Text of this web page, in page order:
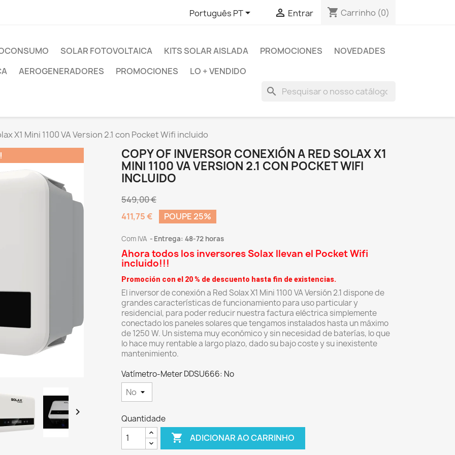
Português PT  Entrar shopping_cart Carrinho (0)
SOLAR FOTOVOLTAICA KITS SOLAR AISLADA PROMOCIONES
NOVEDADES
AEROGENERADORES PROMOCIONES LO + VENDIDO
search
X1 Mini 1100 VA Version 2.1 con Pocket Wifi incluido

COPY OF INVERSOR CONEXIÓN A RED SOLAX X1
MINI 1100 VA VERSION 2.1 CON POCKET WIFI
INCLUIDO
549,00 €
411,75 €
POUPE 25%
Com IVA Entrega: 48-72 horas
Ahora todos los inversores Solax llevan el Pocket Wifi
incluido!!!
Promoción con el 20 % de descuento hasta fin de existencias.
El inversor de conexión a Red Solax X1 Mini 1100 VA Versión 2.1 dispone de
grandes características de funcionamiento para uso particular y
residencial, para poder reducir nuestra factura eléctrica simplemente
conectado los paneles solares que tengamos instalados hasta un máximo
de 1250 W. Un sistema muy económico y sin necesidad de baterías, lo que
lo hace muy rentable a largo plazo, dado su bajo coste y su inexistente
mantenimiento.
Vatímetro-Meter DDSU666: No
Quantidade
 ADICIONAR AO CARRINHO